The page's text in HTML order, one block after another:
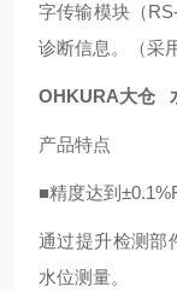
字传输模块（
诊断信息。（采
OHKURA大仓
产品特点
■精度达到
通过提升检测部
水位测量。